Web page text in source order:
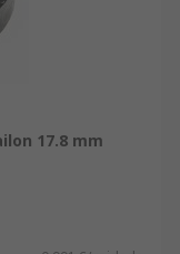
17.8 mm